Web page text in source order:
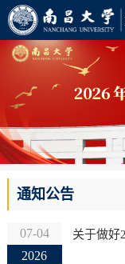
通知公告
07-04
2026
关于做好